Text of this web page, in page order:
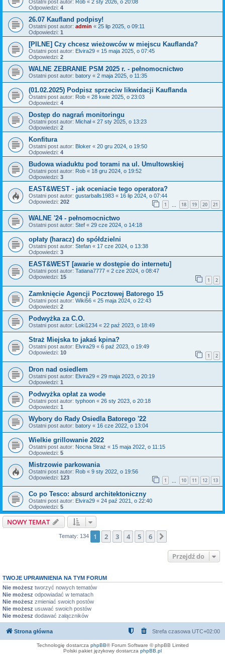
Ostatni post autor: Rob « 2 sty 2026, o 20:08
Odpowiedzi: 4
26.07 Kaufland podpisy!
Ostatni post autor: admin « 25 lip 2025, o 09:11
Odpowiedzi: 1
[PILNE] Czy chcesz wieżowców w miejscu Kauflanda?
Ostatni post autor: Elvira29 « 15 maja 2025, o 07:45
Odpowiedzi: 2
WALNE ZEBRANIE PSM 2025 r. - pełnomocnictwo
Ostatni post autor: batory « 2 maja 2025, o 11:35
(01.02.2025) Podpisz sprzeciw likwidacji Kauflanda
Ostatni post autor: Rob « 28 kwie 2025, o 23:03
Odpowiedzi: 4
Dostęp do nagrań monitoringu
Ostatni post autor: Michał« 27 sty 2025, o 13:23
Odpowiedzi: 2
Konfitura
Ostatni post autor: Bloker « 20 gru 2024, o 19:50
Odpowiedzi: 4
Budowa wiaduktu pod torami na ul. Umultowskiej
Ostatni post autor: Rob « 18 gru 2024, o 19:52
Odpowiedzi: 3
EAST&WEST - jak oceniacie tego operatora?
Ostatni post autor: gustarballs1983 « 16 lip 2024, o 07:44
Odpowiedzi: 202 1 18 19 20 21
WALNE '24 - pełnomocnictwo
Ostatni post autor: Stef « 29 cze 2024, o 14:18
opłaty (haracz) do spółdzielni
Ostatni post autor: Stefan « 17 cze 2024, o 13:38
Odpowiedzi: 3
EAST&WEST [awarie w dostępie do internetu]
Ostatni post autor: Tatiana7777 « 2 cze 2024, o 08:47
Odpowiedzi: 15 1 2
Zamknięcie Agencji Pocztowej Batorego 15
Ostatni post autor: Wiki56 « 25 maja 2024, o 22:43
Odpowiedzi: 2
Podwyżka za C.O.
Ostatni post autor: Loki1234 « 22 paź 2023, o 18:49
Straż Miejska to jakaś kpina?
Ostatni post autor: Elvira29 « 6 paź 2023, o 19:49
Odpowiedzi: 10 1 2
Dron nad osiedlem
Ostatni post autor: Elvira29 « 29 maja 2023, o 20:19
Odpowiedzi: 1
Podwyżka opłat za wode
Ostatni post autor: typhoon « 26 sty 2023, o 20:18
Odpowiedzi: 1
Wybory do Rady Osiedla Batorego '22
Ostatni post autor: batory « 16 cze 2022, o 13:04
Wielkie grillowanie 2022
Ostatni post autor: Nocna Straż « 15 maja 2022, o 11:15
Odpowiedzi: 5
Mistrzowie parkowania
Ostatni post autor: Rob « 9 sty 2022, o 19:56
Odpowiedzi: 123 1 10 11 12 13
Co po Tesco: absurd architektoniczny
Ostatni post autor: Elvira29 « 24 paź 2021, o 22:40
Odpowiedzi: 5
NOWY TEMAT
Tematy: 134 1 2 3 4 5 6
Przejdź do
TWOJE UPRAWNIENIA NA TYM FORUM
Nie możesz tworzyć nowych tematów
Nie możesz odpowiadać w tematach
Nie możesz zmieniać swoich postów
Nie możesz usuwać swoich postów
Nie możesz dodawać załączników
Strona główna Strefa czasowa UTC+02:00
Technologię dostarcza phpBB® Forum Software © phpBB Limited
Polski pakiet językowy dostarcza phpBB.pl